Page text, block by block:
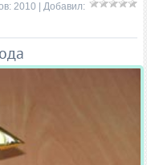
2010 | Добавил: